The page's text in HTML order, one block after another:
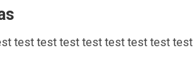
test test test test test test test